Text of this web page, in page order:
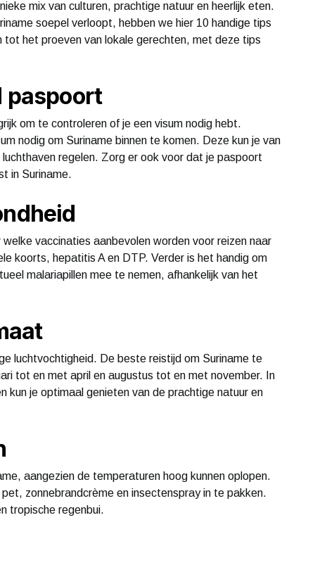
mix van culturen, prachtige natuur en heerlijk eten.
soepel verloopt, hebben we hier 10 handige tips
tot het proeven van lokale gerechten, met deze tips
paspoort
om te controleren of je een visum nodig hebt.
nodig om Suriname binnen te komen. Deze kun je van
regelen. Zorg er ook voor dat je paspoort
in Suriname.
vaccinaties aanbevolen worden voor reizen naar
koorts, hepatitis A en DTP. Verder is het handig om
malariapillen mee te nemen, afhankelijk van het
luchtvochtigheid. De beste reistijd om Suriname te
tot en met april en augustus tot en met november. In
kun je optimaal genieten van de prachtige natuur en
aangezien de temperaturen hoog kunnen oplopen.
zonnebrandcrème en insectenspray in te pakken.
tropische regenbui.